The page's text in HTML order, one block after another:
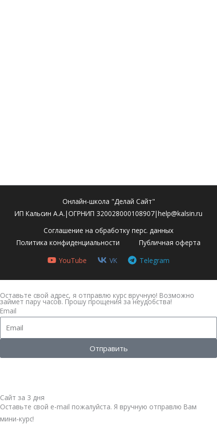
Онлайн-школа "Делай Сайт"
ИП Кальсин А.А.|ОГРНИП 320028000108907|help@kalsin.ru
Соглашение на обработку перс. данных
Политика конфиденциальности
Публичная оферта
YouTube
VK Telegram
Оставьте свой адрес, я отправлю курс вручную! Возможно
займет пару часов. Прошу прощения за неудобства!
Email
Отправить
Сайт за 3 дня
Оставьте свой е-mail пожалуйста. Я вручную отправлю Вам
мини-курс!